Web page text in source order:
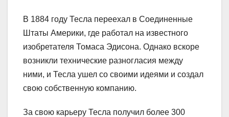
В 1884 году Тесла переехал в Соединенные
Штаты Америки, где работал на известного
изобретателя Томаса Эдисона. Однако вскоре
возникли технические разногласия между
ними, и Тесла ушел со своими идеями и создал
свою собственную компанию.
За свою карьеру Тесла получил более 300